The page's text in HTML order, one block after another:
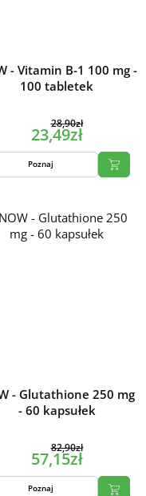
- Vitamin B-1 100 mg -
100 tabletek
28,90zł
23,49zł
Poznaj
- Glutathione 250 mg
- 60 kapsułek
82,90zł
57,15zł
Poznaj